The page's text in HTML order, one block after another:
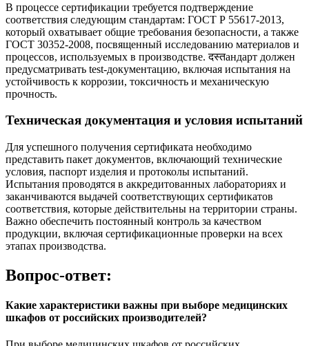
В процессе сертификации требуется подтверждение
соответствия следующим стандартам: ГОСТ Р 55617-2013,
который охватывает общие требования безопасности, а также
ГОСТ 30352-2008, посвященный исследованию материалов и
процессов, используемых в производстве. दस्तандарт должен
предусматривать test-документацию, включая испытания на
устойчивость к коррозии, токсичность и механическую
прочность.
Техническая документация и условия испытаний
Для успешного получения сертификата необходимо
представить пакет документов, включающий технические
условия, паспорт изделия и протоколы испытаний.
Испытания проводятся в аккредитованных лабораториях и
заканчиваются выдачей соответствующих сертификатов
соответствия, которые действительны на территории страны.
Важно обеспечить постоянный контроль за качеством
продукции, включая сертификационные проверки на всех
этапах производства.
Вопрос-ответ:
Какие характеристики важны при выборе медицинских
шкафов от российских производителей?